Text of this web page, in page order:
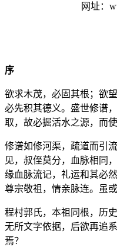
网址：
序
欲求木茂，必固其根；欲
必先积其德义。盛世修谱
取，故必掘活水之源，而
修谱如修河渠，疏道而引
见，叔侄莫分，血脉相同
缘血脉流记，礼运和其必
尊宗敬祖，情亲脉连。虽
程村郭氏，本祖同根，历史
无所文字依据，后欲再追
焉？